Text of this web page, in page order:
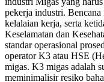
pekerja industri. Bencana
kelalaian kerja, serta
Keselamatan dan
standar operasional
operator K3 atau HSE
migas. K3 migas adalah
meminimalisir resiko